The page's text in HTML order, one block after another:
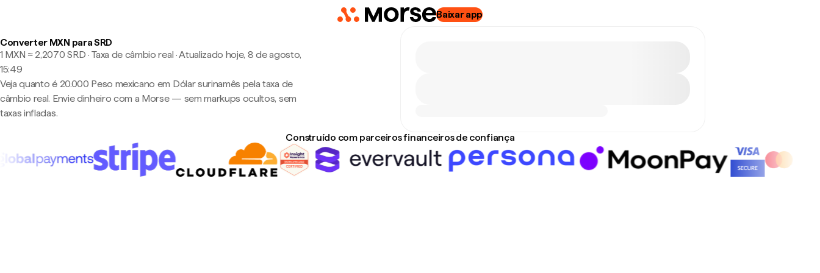
Baixar app
Converter MXN para SRD
1 MXN ≈ 2,2070 SRD · Taxa de câmbio real ·Atualizado hoje, 8 de agosto,
15:49
Veja quanto é 20.000 Peso mexicano em Dólar surinamês pela taxa de
câmbio real. Envie dinheiro com a Morse — sem markups ocultos, sem
taxas infladas.
Construído com parceiros financeiros de confiança